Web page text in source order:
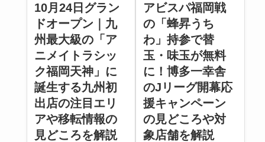
10月24日グラン
ドオープン｜九
州最大級の「ア
ニメイトラシッ
ク福岡天神」に
誕生する九州初
出店の注目エリ
アや移転情報の
見どころを解説
アビスパ福岡戦
の「蜂昇うち
わ」持参で替
玉・味玉が無料
に！博多一幸舎
のJリーグ開幕応
援キャンペーン
の見どころや対
象店舗を解説